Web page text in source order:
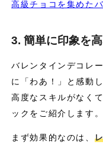
高級チョコを集めた
3. 簡単に印象を
バレンタインデコレ
に「わあ！」と感動
高度なスキルがなく
ックをご紹介します。
まず効果的なのは、